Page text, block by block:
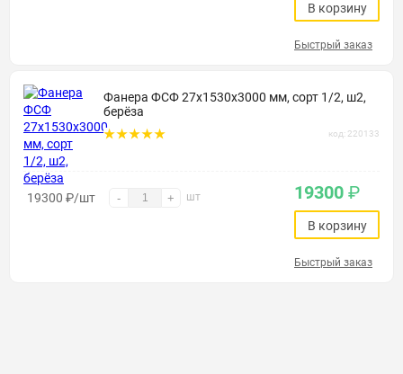
В корзину
Быстрый заказ
Фанера ФСФ 27х1530х3000 мм, сорт 1/2, ш2,
берёза
код: 220133
19300 ₽/шт - + шт 19300 ₽
В корзину
Быстрый заказ